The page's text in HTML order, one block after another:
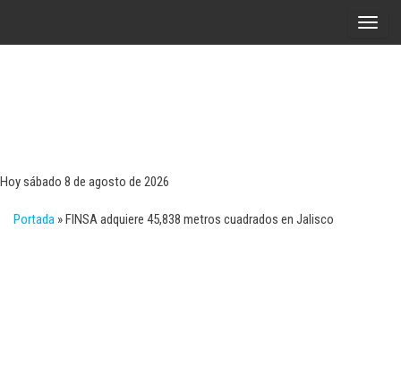
A
Hoy sábado 8 de agosto de 2026
Portada »FINSA adquiere 45,838 metros cuadrados en Jalisco